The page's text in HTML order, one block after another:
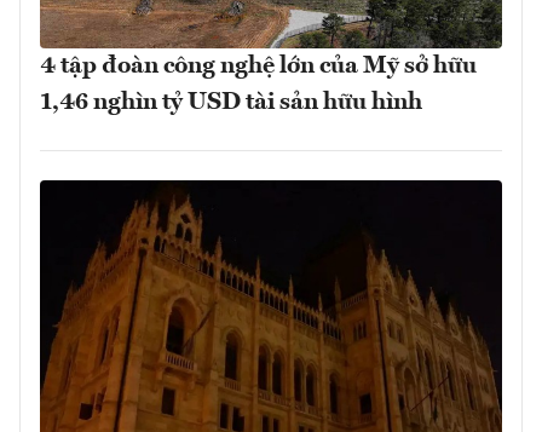
4 tập đoàn công nghệ lớn của Mỹ sở hữu
1,46 nghìn tỷ USD tài sản hữu hình